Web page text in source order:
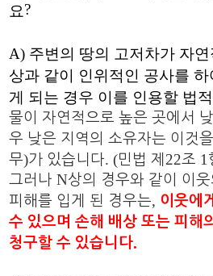
요?
A) 주변의 땅의 고저차가 자
상과 같이 인위적인 공사를
게 되는 경우 이를 인용할 법
물이 자연적으로 높은 곳에서
우 낮은 지역의 소유자는 이것
무)가 있습니다. (민법 제 22조 1
그러나N상의 경우와 같이 이
피해를 입게 된 경우는, 이웃에
수 있으며 손해 배상 또는 피해
청구할 수 있습니다.